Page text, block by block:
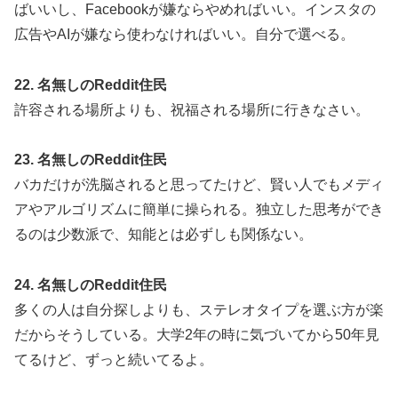
ばいいし、Facebookが嫌ならやめればいい。インスタの
広告やAIが嫌なら使わなければいい。自分で選べる。
22. 名無しのReddit住民
許容される場所よりも、祝福される場所に行きなさい。
23. 名無しのReddit住民
バカだけが洗脳されると思ってたけど、賢い人でもメディ
アやアルゴリズムに簡単に操られる。独立した思考ができ
るのは少数派で、知能とは必ずしも関係ない。
24. 名無しのReddit住民
多くの人は自分探しよりも、ステレオタイプを選ぶ方が楽
だからそうしている。大学2年の時に気づいてから50年見
てるけど、ずっと続いてるよ。